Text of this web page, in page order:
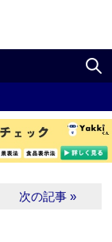
次の記事 »